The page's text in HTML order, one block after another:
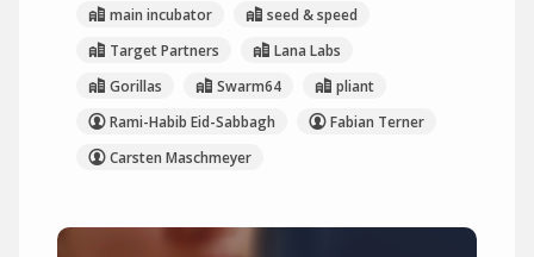
main incubator
seed & speed
Target Partners
Lana Labs
Gorillas
Swarm64
pliant
Rami-Habib Eid-Sabbagh
Fabian Terner
Carsten Maschmeyer